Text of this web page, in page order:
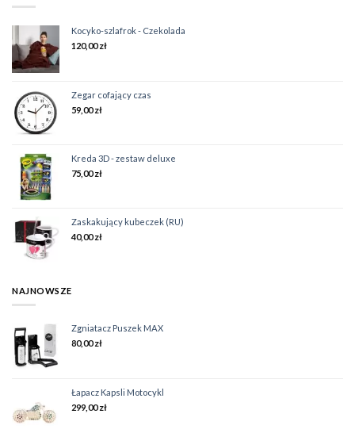
Kocyko-szlafrok - Czekolada
120,00zł
Zegar cofający czas
59,00zł
Kreda 3D - zestaw deluxe
75,00zł
Zaskakujący kubeczek (RU)
40,00zł
NAJNOWSZE
Zgniatacz Puszek MAX
80,00zł
Łapacz Kapsli Motocykl
299,00zł